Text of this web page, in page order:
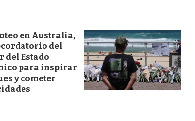
en Australia,
del
del Estado
para inspirar
y cometer